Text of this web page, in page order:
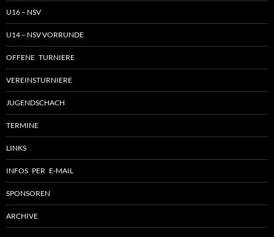
U16 – NSV
U14 – NSV VORRUNDE
OFFENE TURNIERE
VEREINSTURNIERE
JUGENDSCHACH
TERMINE
LINKS
INFOS PER E-MAIL
SPONSOREN
ARCHIVE